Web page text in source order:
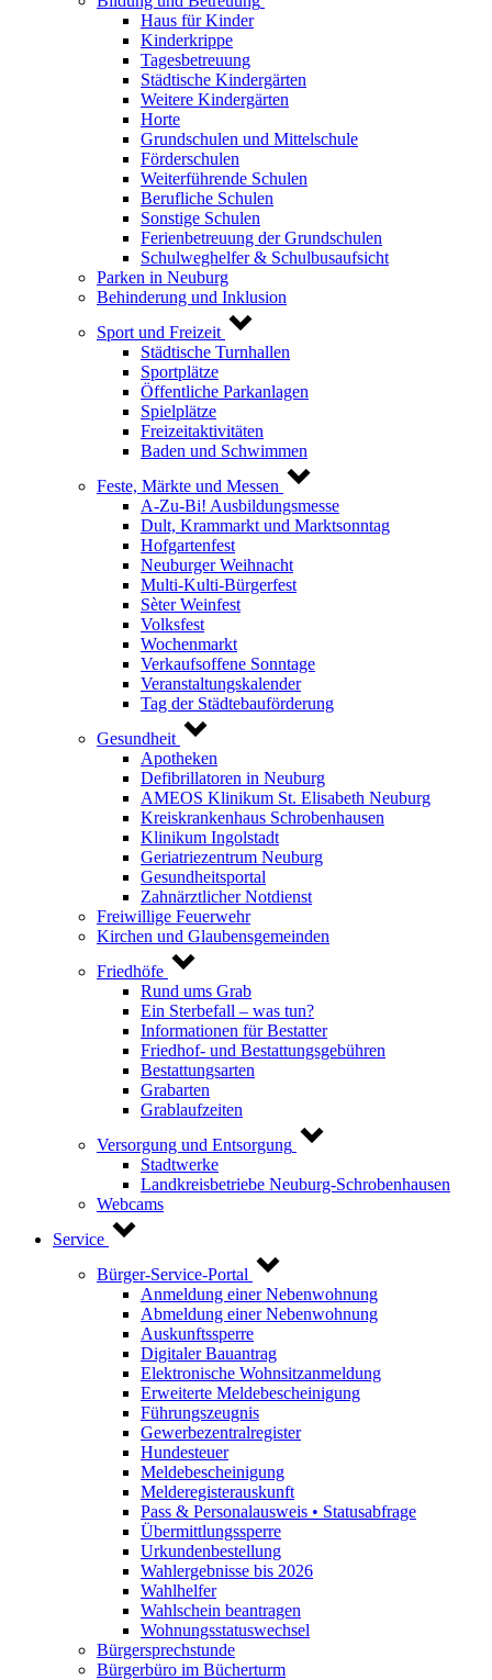
Haus für Kinder
Kinderkrippe
Tagesbetreuung
Städtische Kindergärten
Weitere Kindergärten
Horte
Grundschulen und Mittelschule
Förderschulen
Weiterführende Schulen
Berufliche Schulen
Sonstige Schulen
Ferienbetreuung der Grundschulen
Schulweghelfer & Schulbusaufsicht
Parken in Neuburg
Behinderung und Inklusion
Sport und Freizeit
Städtische Turnhallen
Sportplätze
Öffentliche Parkanlagen
Spielplätze
Freizeitaktivitäten
Baden und Schwimmen
Feste, Märkte und Messen
A-Zu-Bi! Ausbildungsmesse
Dult, Krammarkt und Marktsonntag
Hofgartenfest
Neuburger Weihnacht
Multi-Kulti-Bürgerfest
Sèter Weinfest
Volksfest
Wochenmarkt
Verkaufsoffene Sonntage
Veranstaltungskalender
Tag der Städtebauförderung
Gesundheit
Apotheken
Defibrillatoren in Neuburg
AMEOS Klinikum St. Elisabeth Neuburg
Kreiskrankenhaus Schrobenhausen
Klinikum Ingolstadt
Geriatriezentrum Neuburg
Gesundheitsportal
Zahnärztlicher Notdienst
Freiwillige Feuerwehr
Kirchen und Glaubensgemeinden
Friedhöfe
Rund ums Grab
Ein Sterbefall – was tun?
Informationen für Bestatter
Friedhof- und Bestattungsgebühren
Bestattungsarten
Grabarten
Grablaufzeiten
Versorgung und Entsorgung
Stadtwerke
Landkreisbetriebe Neuburg-Schrobenhausen
Webcams
Service
Bürger-Service-Portal
Anmeldung einer Nebenwohnung
Abmeldung einer Nebenwohnung
Auskunftssperre
Digitaler Bauantrag
Elektronische Wohnsitzanmeldung
Erweiterte Meldebescheinigung
Führungszeugnis
Gewerbezentralregister
Hundesteuer
Meldebescheinigung
Melderegisterauskunft
Pass & Personalausweis • Statusabfrage
Übermittlungssperre
Urkundenbestellung
Wahlergebnisse bis 2026
Wahlhelfer
Wahlschein beantragen
Wohnungsstatuswechsel
Bürgersprechstunde
Bürgerbüro im Bücherturm